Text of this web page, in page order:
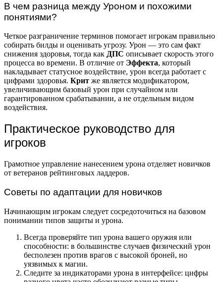
В чем разница между Уроном и похожими
понятиями?
Четкое разграничение терминов помогает игрокам правильно
собирать билды и оценивать угрозу. Урон — это сам факт
снижения здоровья, тогда как ДПС описывает скорость этого
процесса во времени. В отличие от Эффекта, который
накладывает статусное воздействие, урон всегда работает с
цифрами здоровья. Крит же является модификатором,
увеличивающим базовый урон при случайном или
гарантированном срабатывании, а не отдельным видом
воздействия.
Практическое руководство для
игроков
Грамотное управление нанесением урона отделяет новичков
от ветеранов рейтинговых ладдеров.
Советы по адаптации для новичков
Начинающим игрокам следует сосредоточиться на базовом
понимании типов защиты и урона.
Всегда проверяйте тип урона вашего оружия или
способности: в большинстве случаев физический урон
бесполезен против врагов с высокой броней, но
уязвимых к магии.
Следите за индикаторами урона в интерфейсе: цифры